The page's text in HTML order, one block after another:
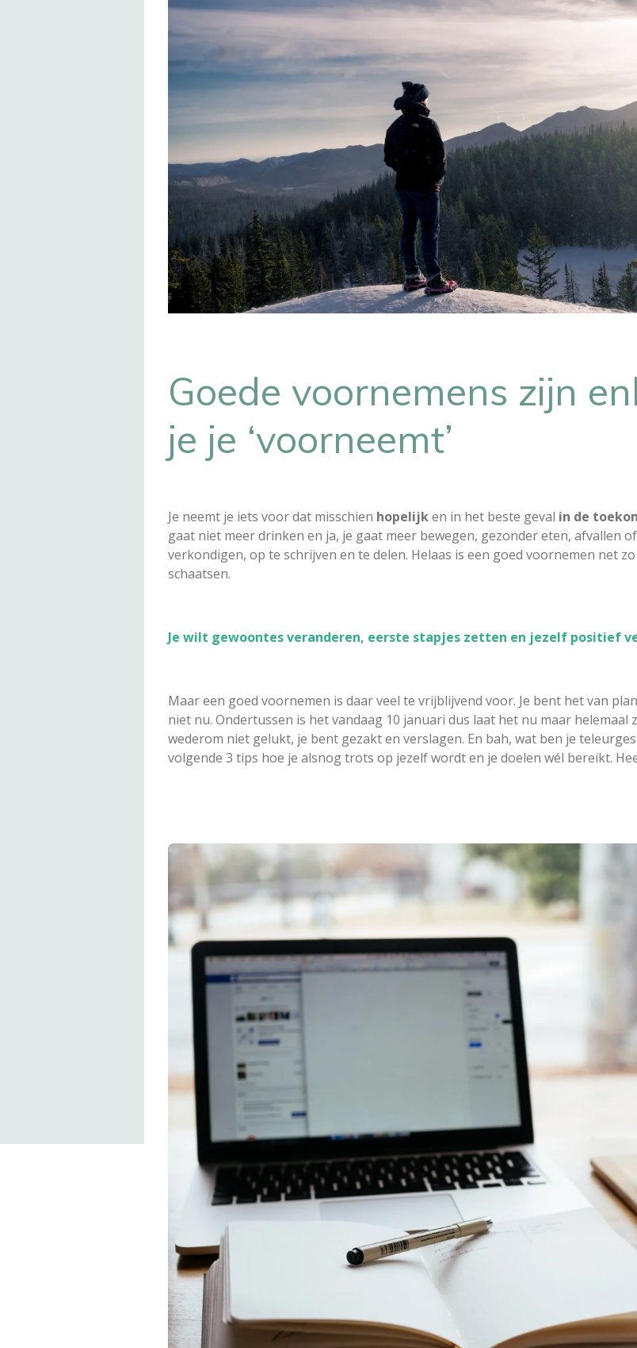
Goede voornemens zijn
je je ‘voorneemt’
Je neemt je iets voor dat misschien hopelijken in het beste geval in de
gaat niet meer drinken en ja, je gaat meer bewegen, gezonder eten, afvallen
verkondigen, op te schrijven en te delen. Helaas is een goed voornemen net
schaatsen.
Je wilt gewoontes veranderen, eerste stapjes zetten en jezelf positief
Maar een goed voornemen is daar veel te vrijblijvend voor. Je bent het van
niet nu. Ondertussen is het vandaag 10 januari dus laat het nu maar helemaal
wederom niet gelukt, je bent gezakt en verslagen. En bah, wat ben je
volgende 3 tips hoe je alsnog trots op jezelf wordt en je doelen wél bereikt.